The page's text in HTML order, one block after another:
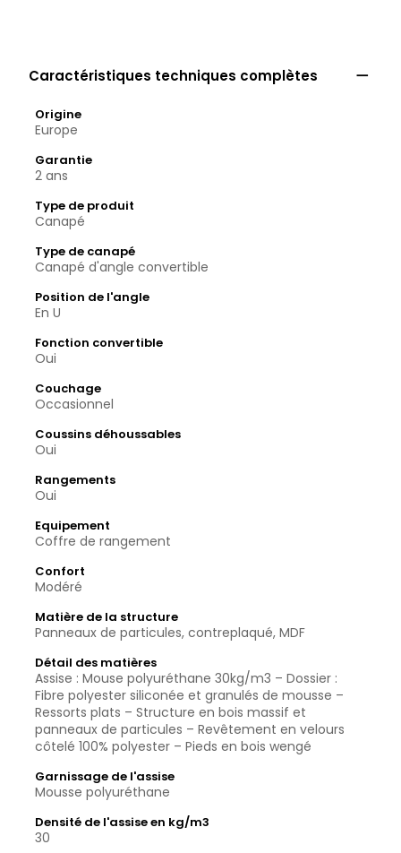
Caractéristiques techniques complètes 
Origine
Europe
Garantie
2 ans
Type de produit
Canapé
Type de canapé
Canapé d'angle convertible
Position de l'angle
En U
Fonction convertible
Oui
Couchage
Occasionnel
Coussins déhoussables
Oui
Rangements
Oui
Equipement
Coffre de rangement
Confort
Modéré
Matière de la structure
Panneaux de particules, contreplaqué, MDF
Détail des matières
Assise : Mouse polyuréthane 30kg/m3 – Dossier :
Fibre polyester siliconée et granulés de mousse –
Ressorts plats – Structure en bois massif et
panneaux de particules – Revêtement en velours
côtelé 100% polyester – Pieds en bois wengé
Garnissage de l'assise
Mousse polyuréthane
Densité de l'assise en kg/m3
30